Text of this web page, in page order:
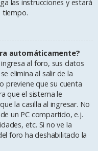
las instrucciones y estará
tiempo.
automáticamente?
al foro, sus datos
elimina al salir de la
previene que su cuenta
que el sistema le
la casilla al ingresar. No
un PC compartido, e.j.
etc. Si no ve la
foro ha deshabilitado la